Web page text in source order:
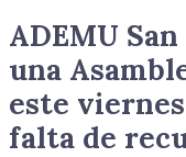
ADEMU
una
este
falta de